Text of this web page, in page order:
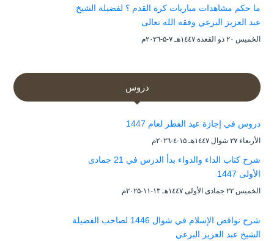
ما حكم مشاهدات مباريات كرة القدم ؟ لفضيلة الشيخ
عبد العزيز البرعي وفقه الله تعالى
الخميس ۲۰ ذو القعدة ۱٤٤۷هـ ۷-۵-۲۰۲٦م
دروس
دروس في إجازة عيد الفطر لعام 1447
الأربعاء ۲۷ شوال ۱٤٤۷هـ ۱۵-٤-۲۰۲٦م
شرح كتاب الداء والدواء بدأ الدرس في 21 جمادى
الأولى 1447
الخميس ۲۲ جمادى الأولى ۱٤٤۷هـ ۱۳-۱۱-۲۰۲۵م
شرح نواقض الإسلام في شوال 1446 لصاحب الفضيلة
الشيخ عبد العزيز البرعي